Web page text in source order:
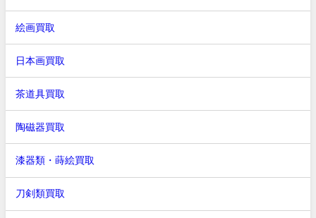
絵画買取
日本画買取
茶道具買取
陶磁器買取
漆器類・蒔絵買取
刀剣類買取